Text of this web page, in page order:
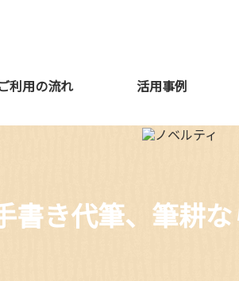
利用の流れ 活用事例
書き代筆、筆耕